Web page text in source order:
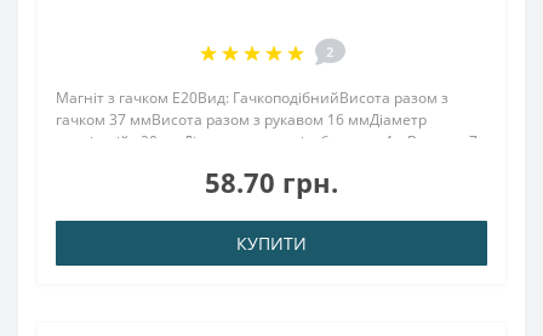
2
Магніт з гачком E20Вид: ГачкоподібнийВисота разом з
гачком 37 ммВисота разом з рукавом 16 ммДіаметр
зовнішній : 20 ммДіаметр внутр. різьблення : 4.мВисота : 7
N38Зчеплення прибл .: 13,00 кг&nb..
58.70 грн.
КУПИТИ